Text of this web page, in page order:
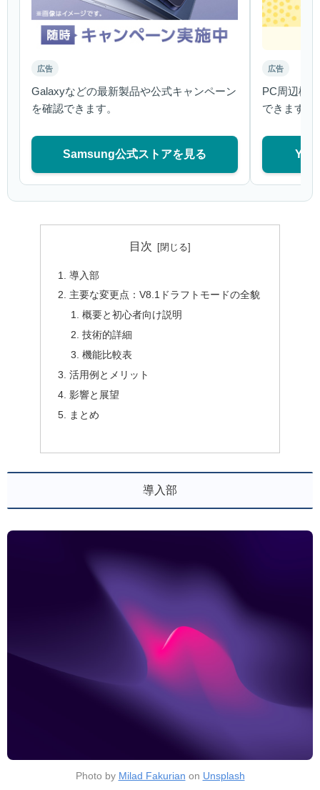
広告
Galaxyなどの最新製品や公式キャンペーン
を確認できます。
Samsung公式ストアを見る
広告
PC周辺機
できます。
目次
導入部
主要な変更点：V8.1ドラフトモードの全貌
概要と初心者向け説明
技術的詳細
機能比較表
活用例とメリット
影響と展望
まとめ
導入部
Photo by Milad Fakurian on Unsplash